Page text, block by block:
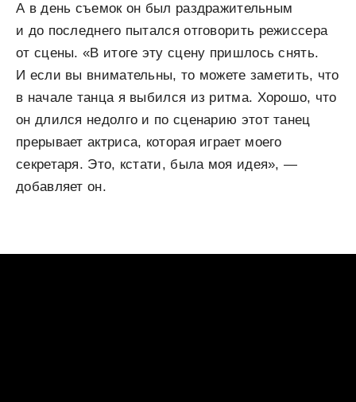
А в день съемок он был раздражительным
и до последнего пытался отговорить режиссера
от сцены. «В итоге эту сцену пришлось снять.
И если вы внимательны, то можете заметить, что
в начале танца я выбился из ритма. Хорошо, что
он длился недолго и по сценарию этот танец
прерывает актриса, которая играет моего
секретаря. Это, кстати, была моя идея», —
добавляет он.